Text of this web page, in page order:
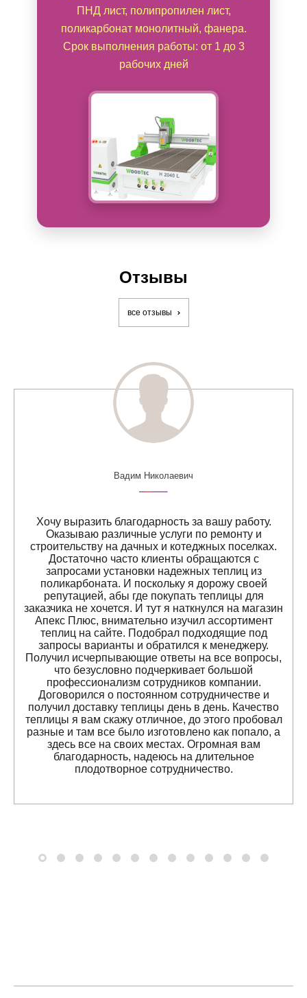
ПНД лист, полипропилен лист,
поликарбонат монолитный, фанера.
Срок выполнения работы: от 1 до 3
рабочих дней
Отзывы
все отзывы
Вадим Николаевич
Хочу выразить благодарность за вашу работу.
Оказываю различные услуги по ремонту и
строительству на дачных и котеджных поселках.
Достаточно часто клиенты обращаются с
запросами установки надежных теплиц из
поликарбоната. И поскольку я дорожу своей
репутацией, абы где покупать теплицы для
заказчика не хочется. И тут я наткнулся на магазин
Апекс Плюс, внимательно изучил ассортимент
теплиц на сайте. Подобрал подходящие под
запросы варианты и обратился к менеджеру.
Получил исчерпывающие ответы на все вопросы,
что безусловно подчеркивает большой
профессионализм сотрудников компании.
Договорился о постоянном сотрудничестве и
получил доставку теплицы день в день. Качество
теплицы я вам скажу отличное, до этого пробовал
разные и там все было изготовлено как попало, а
здесь все на своих местах. Огромная вам
благодарность, надеюсь на длительное
плодотворное сотрудничество.